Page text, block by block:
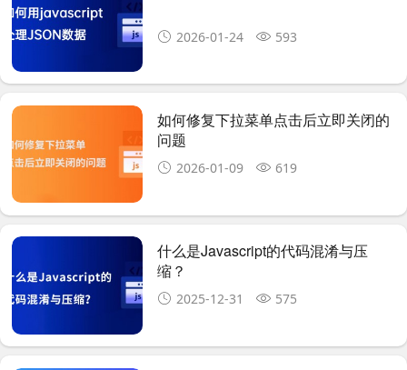
2026-01-24 593
如何修复下拉菜单点击后立即关闭的
问题
2026-01-09 619
什么是Javascript的代码混淆与压
缩？
2025-12-31 575